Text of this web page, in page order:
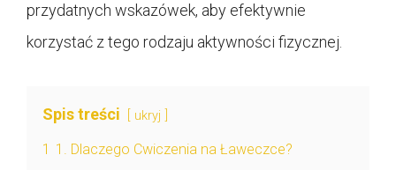
przydatnych wskazówek, aby efektywnie
korzystać z tego rodzaju aktywności fizycznej.
Spis treści ukryj
1 1. Dlaczego Cwiczenia na Ławeczce?